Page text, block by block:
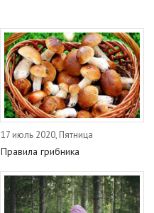
17 июль 2020, Пятница
Правила грибника